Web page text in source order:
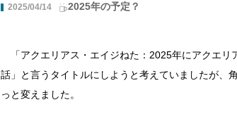
2025/04/14 2025年の予定？
「アクエリアス・エイジねた：2025年にアクエリ
話」と言うタイトルにしようと考えていましたが、
っと変えました。